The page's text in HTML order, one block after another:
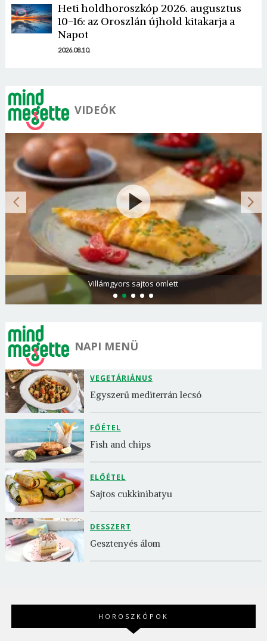
Heti holdhoroszkóp 2026. augusztus
10-16: az Oroszlán újhold kitakarja a
Napot
2026.08.10.
VIDEÓK
Spenótos tészta
NAPI MENÜ
VEGETÁRIÁNUS
Egyszerű mediterrán lecsó
FŐÉTEL
Fish and chips
ELŐÉTEL
Sajtos cukkinibatyu
DESSZERT
Gesztenyés álom
HOROSZKÓPOK